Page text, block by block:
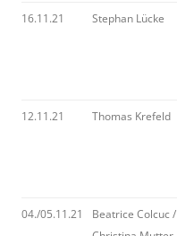
16.11.21 Stephan Lücke
12.11.21 Thomas Krefeld
04./05.11.21
Beatrice Colcuc /